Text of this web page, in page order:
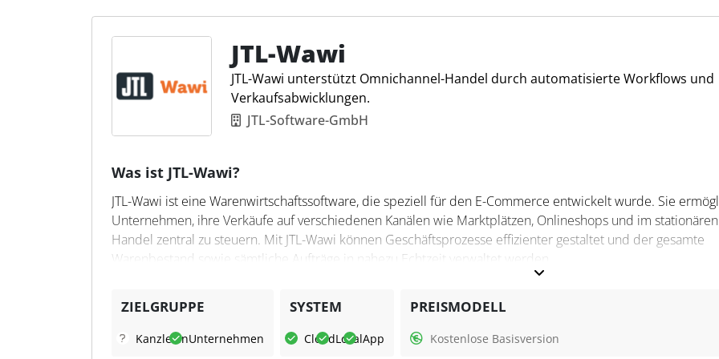
eine effizientere und genauere Buchhaltung, die speziell auf die Anforderungen von E-Commerce- und
Unternehmen zugeschnitten ist.
JTL-Wawi
JTL-Wawi unterstützt Omnichannel-Handel durch automatisierte Workflows und
Verkaufsabwicklungen.
JTL-Software-GmbH
Was ist JTL-Wawi?
JTL-Wawi ist eine Warenwirtschaftssoftware, die speziell für den E-Commerce entwickelt wurde. Sie
Unternehmen, ihre Verkäufe auf verschiedenen Kanälen wie Marktplätzen, Onlineshops und im stationären
Handel zentral zu steuern. Mit JTL-Wawi können Geschäftsprozesse effizienter gestaltet und der gesamte
Warenbestand sowie sämtliche Aufträge in nahezu Echtzeit verwaltet werden.
wie etwa Click & Collect oder Gutscheinsysteme. Zusätzlich ermöglicht die Software eine flexible
ZIELGRUPPE
KanzleienUnternehmen
SYSTEM
CloudLokalApp
PREISMODELL
Kostenlose Basisversion